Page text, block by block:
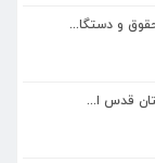
و دستگا...
قدس ا...